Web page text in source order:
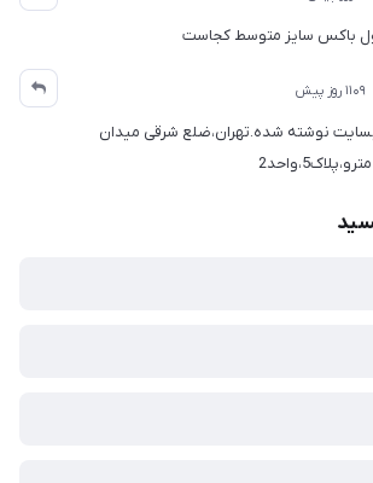
باکس سایز متوسط کجاست
1109 روز پیش
نوشته شده.تهران،ضلع شرقی میدان